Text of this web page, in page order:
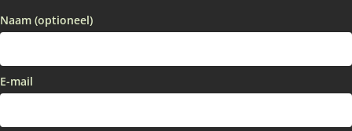
Naam (optioneel)
E-mail